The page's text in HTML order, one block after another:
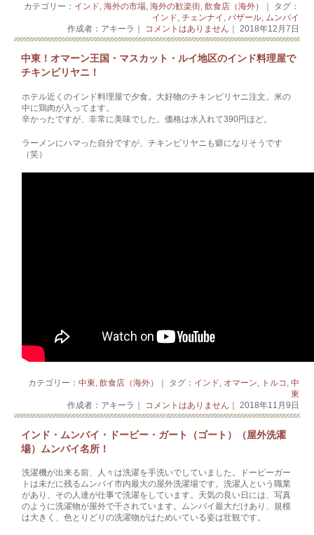
カテゴリー： インド 海外の市場, 海外の歓楽街, 飲食店（海外）
｜ タグ：
インド チェンナイ バザール, ムンバイ
作成者：アキーラ｜
コメントはありません ｜ 2018年12月7日
中東！オマーン王国・マスカット・ルイ地区のインド料理屋で
チキンビリヤニ！
ホテル近くのインド料理屋で夕食。大好物のチキンビリヤニ注文。米の
中に鶏肉が入ってます。
辛かったですが、非常に美味でした。価格は水入れて390円ほど。
ラーメンにハマった自分ですが、チキンビリヤニも癖になりそうです
（笑）
カテゴリー： 中東 飲食店（海外） ｜ タグ： インド オマーン トルコ 中
東
作成者：アキーラ｜
コメントはありません ｜ 2018年11月9日
インド・ムンバイ・ドービー・ガート（ゴート）（屋外洗濯
場）ムンバイ名所！
洗濯機が出来る前、人々は洗濯を手洗いでしていました。ドービーガー
トは未だに残るムンバイ市内最大の屋外洗濯場です。洗濯人という職業
があり、その人達が仕事で洗濯をしています。天気の良い日には、写真
のように洗濯物が屋外で干されています。ムンバイ最大だけあり、規模
は大きく、色とりどりの洗濯物がはためいている姿は壮観です。